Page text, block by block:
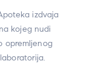
izdvaja
kojeg nudi
opremljenog